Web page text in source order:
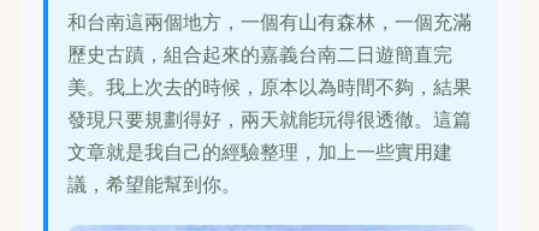
和台南這兩個地方，一個有山有森林，一個充滿
歷史古蹟，組合起來的嘉義台南二日遊簡直完
美。我上次去的時候，原本以為時間不夠，結果
發現只要規劃得好，兩天就能玩得很透徹。這篇
文章就是我自己的經驗整理，加上一些實用建
議，希望能幫到你。